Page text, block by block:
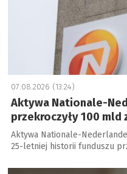
07.08.2026 (13:24)
Aktywa Nationale-
przekroczyły 100 mld
Aktywa Nationale-
25-letniej historii funduszu
a